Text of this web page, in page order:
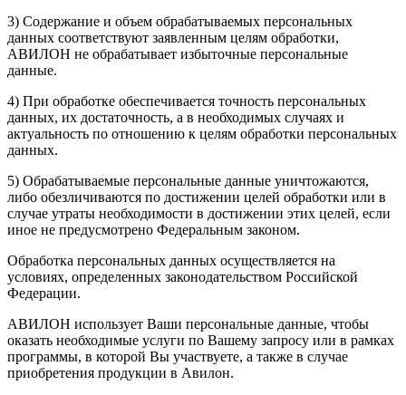
3) Содержание и объем обрабатываемых персональных
данных соответствуют заявленным целям обработки,
АВИЛОН не обрабатывает избыточные персональные
данные.
4) При обработке обеспечивается точность персональных
данных, их достаточность, а в необходимых случаях и
актуальность по отношению к целям обработки персональных
данных.
5) Обрабатываемые персональные данные уничтожаются,
либо обезличиваются по достижении целей обработки или в
случае утраты необходимости в достижении этих целей, если
иное не предусмотрено Федеральным законом.
Обработка персональных данных осуществляется на
условиях, определенных законодательством Российской
Федерации.
АВИЛОН использует Ваши персональные данные, чтобы
оказать необходимые услуги по Вашему запросу или в рамках
программы, в которой Вы участвуете, а также в случае
приобретения продукции в Авилон.